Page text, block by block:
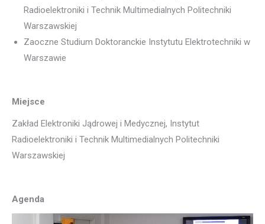
Radioelektroniki i Technik Multimedialnych Politechniki
Warszawskiej
Zaoczne Studium Doktoranckie Instytutu Elektrotechniki w
Warszawie
Miejsce
Zakład Elektroniki Jądrowej i Medycznej, Instytut
Radioelektroniki i Technik Multimedialnych Politechniki
Warszawskiej
Agenda